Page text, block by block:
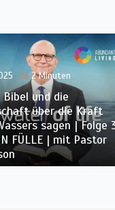
1 Minute
Schritt zu besserer
| Folge 2 | LEBEN IN
Pastor Ted Wilson